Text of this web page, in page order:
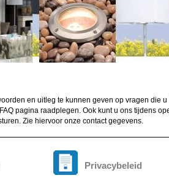
en uitleg te kunnen geven op vragen die u
pagina raadplegen. Ook kunt u ons tijdens
Zie hiervoor onze contact gegevens.
Privacybeleid